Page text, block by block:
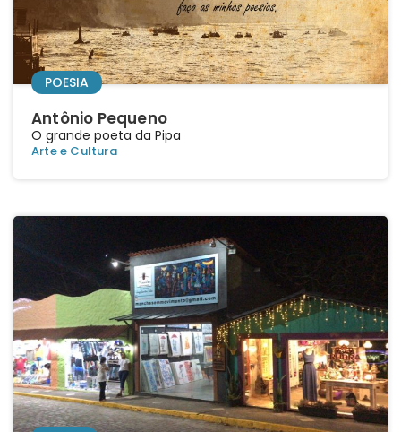
POESIA
Antônio Pequeno
O grande poeta da Pipa
Arte e Cultura